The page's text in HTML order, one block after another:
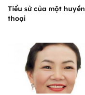
Tiểu sử của một huyền
thoại